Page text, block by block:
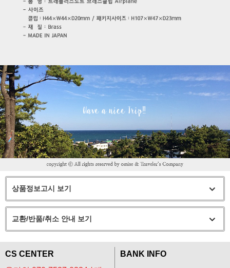
상품정보고시 보기
교환/반품/취소 안내 보기
CS CENTER
BANK INFO